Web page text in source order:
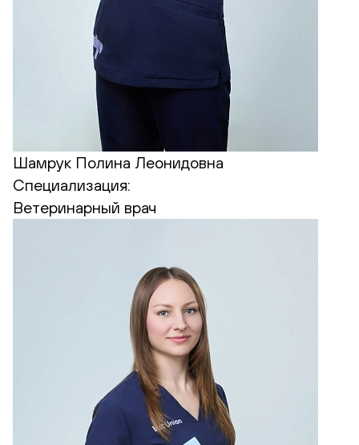
Шамрук Полина Леонидовна
Специализация:
Ветеринарный врач